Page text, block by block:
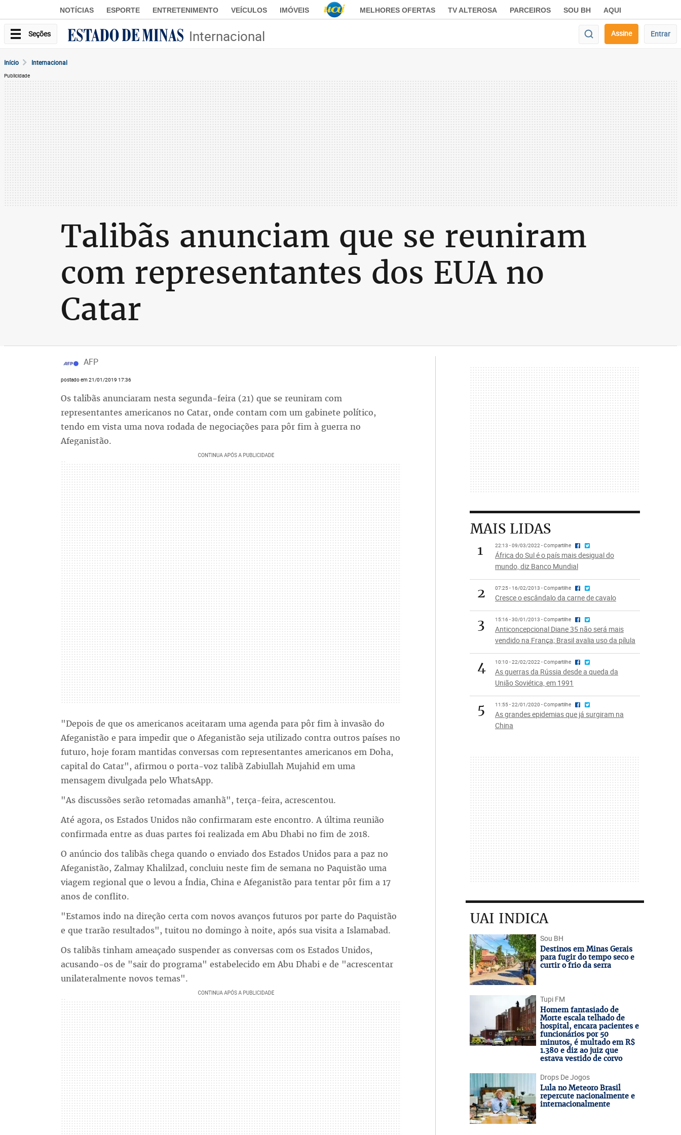
NOTÍCIAS ESPORTE ENTRETENIMENTO VEÍCULOS IMÓVEIS MELHORES OFERTAS TV ALTEROSA PARCEIROS SOU BH AQUI
Seções Internacional Assine Entrar
Início Internacional
Publicidade
Talibãs anunciam que se reuniram
com representantes dos EUA no
Catar
AFP
postado em 21/01/2019 17:36
Os talibãs anunciaram nesta segunda-feira (21) que se reuniram com
representantes americanos no Catar, onde contam com um gabinete político,
tendo em vista uma nova rodada de negociações para pôr fim à guerra no
Afeganistão.
"Depois de que os americanos aceitaram uma agenda para pôr fim à invasão do
Afeganistão e para impedir que o Afeganistão seja utilizado contra outros países no
futuro, hoje foram mantidas conversas com representantes americanos em Doha,
capital do Catar", afirmou o porta-voz talibã Zabiullah Mujahid em uma
mensagem divulgada pelo WhatsApp.
"As discussões serão retomadas amanhã", terça-feira, acrescentou.
Até agora, os Estados Unidos não confirmaram este encontro. A última reunião
confirmada entre as duas partes foi realizada em Abu Dhabi no fim de 2018.
O anúncio dos talibãs chega quando o enviado dos Estados Unidos para a paz no
Afeganistão, Zalmay Khalilzad, concluiu neste fim de semana no Paquistão uma
viagem regional que o levou a Índia, China e Afeganistão para tentar pôr fim a 17
anos de conflito.
"Estamos indo na direção certa com novos avanços futuros por parte do Paquistão
e que trarão resultados", tuitou no domingo à noite, após sua visita a Islamabad.
Os talibãs tinham ameaçado suspender as conversas com os Estados Unidos,
acusando-os de "sair do programa" estabelecido em Abu Dhabi e de "acrescentar
unilateralmente novos temas".
MAIS LIDAS
1
22:13 - 09/03/2022 - Compartilhe
África do Sul é o país mais desigual do
mundo, diz Banco Mundial
2 07:25 - 16/02/2013 - Compartilhe
Cresce o escândalo da carne de cavalo
3 15:16 - 30/01/2013 - Compartilhe
Anticoncepcional Diane 35 não será mais
vendido na França; Brasil avalia uso da pílula
4 10:10 - 22/02/2022 - Compartilhe
As guerras da Rússia desde a queda da
União Soviética, em 1991
5 11:55 - 22/01/2020 - Compartilhe
As grandes epidemias que já surgiram na
China
UAI INDICA
Sou BH
Destinos em Minas Gerais
para fugir do tempo seco e
curtir o frio da serra
Tupi FM
Homem fantasiado de
Morte escala telhado de
hospital, encara pacientes e
funcionários por 50
minutos, é multado em R$
1.380 e diz ao juiz que
estava vestido de corvo
Drops De Jogos
Lula no Meteoro Brasil
repercute nacionalmente e
internacionalmente